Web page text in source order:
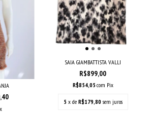
SAIA GIAMBATTISTA VALLI
R$899,00
R$854,05com Pix
5 x de R$179,80 sem juros